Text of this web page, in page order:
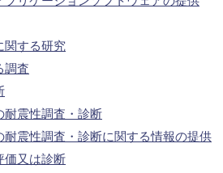
関する研究
調査
耐震性調査・診断
震性調査・診断に関する情報の提供
価又は診断